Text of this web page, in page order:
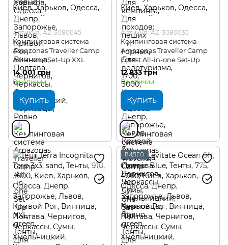
Артикул: AZ-3080045
Кемпинговая система
Amazonas Traveller Camp
All-in-one Set-Up XXL
14 001 грн
В наличии
Купить
Артикул: AZ-3080035
Кемпинговая система
Amazonas Traveller Camp
Forest All-in-one Set-Up
12 833 грн
В наличии
Купить
ВИДЕО